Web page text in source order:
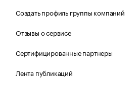
Создать профиль группы компаний
Отзывы о сервисе
Сертифицированные партнеры
Лента публикаций